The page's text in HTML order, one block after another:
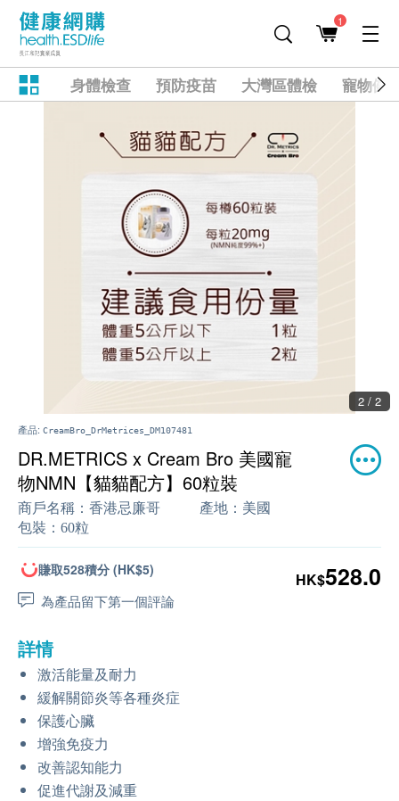
1
身體檢查 預防疫苗 大灣區體檢 寵物健
2 / 2
產品: CreamBro_DrMetrices_DM107481
DR.METRICS x Cream Bro 美國寵
物NMN【貓貓配方】60粒裝
商戶名稱： 香港忌廉哥 產地： 美國
包裝： 60粒
賺取528積分 (HK$5)
為產品留下第一個評論
HK$528.0
詳情
激活能量及耐力
緩解關節炎等各種炎症
保護心臟
增強免疫力
改善認知能力
促進代謝及減重